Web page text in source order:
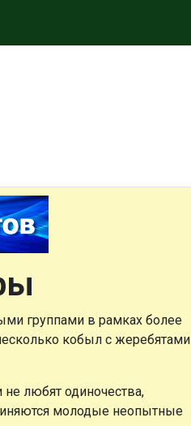
группами в рамках более
кобыл с жеребятами
любят одиночества,
молодые неопытные